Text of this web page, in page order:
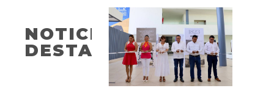
NOTICIAS
DESTACADAS